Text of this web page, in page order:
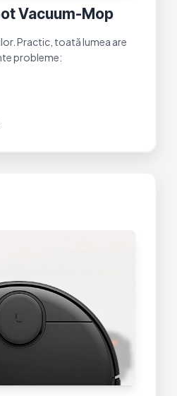
Vacuum-Mop
Practic, toată lumea are
probleme: